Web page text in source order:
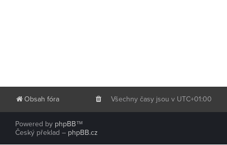
Obsah fóra Všechny časy jsou v UTC+01:00
Powered by phpBB™
Český překlad – phpBB.cz